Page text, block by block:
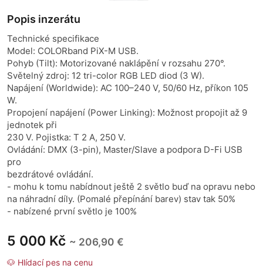
5 000 Kč ~ 206,90 €
🐶 Hlídací pes na cenu
Popis inzerátu
Technické specifikace
Model: COLORband PiX-M USB.
Pohyb (Tilt): Motorizované naklápění v rozsahu 270°.
​Světelný zdroj: 12 tri-color RGB LED diod (3 W).
​Napájení (Worldwide): AC 100–240 V, 50/60 Hz, příkon 105
W. ​
Propojení napájení (Power Linking): Možnost propojit až 9
jednotek při
230 V. ​Pojistka: T 2 A, 250 V.
​Ovládání: DMX (3-pin), Master/Slave a podpora D-Fi USB
pro
bezdrátové ovládání.
- mohu k tomu nabídnout ještě 2 světlo buď na opravu nebo
na náhradní díly. (Pomalé přepínání barev) stav tak 50%
- nabízené první světlo je 100%